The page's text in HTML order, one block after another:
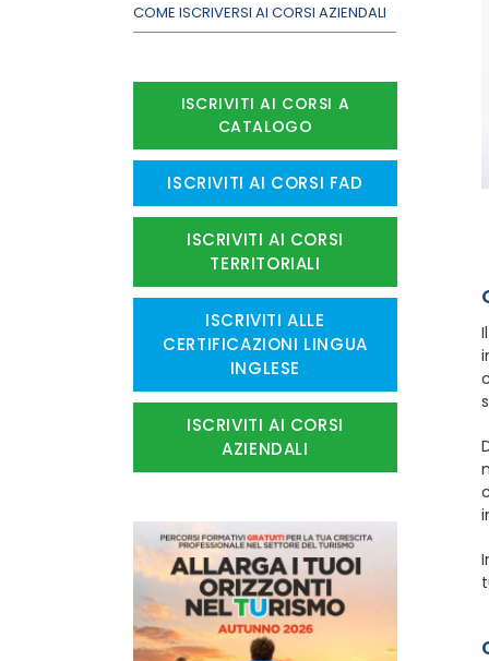
COME ISCRIVERSI AI CORSI AZIENDALI
ISCRIVITI AI CORSI A
CATALOGO
ISCRIVITI AI CORSI FAD
ISCRIVITI AI CORSI
TERRITORIALI
ISCRIVITI ALLE
CERTIFICAZIONI LINGUA
INGLESE
ISCRIVITI AI CORSI
AZIENDALI